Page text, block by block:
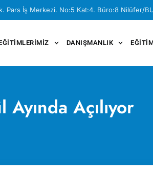
Pars İş Merkezi. No:5 Kat:4. Büro:8 Nilüfer/
DANIŞMANLIK
Açılıyor